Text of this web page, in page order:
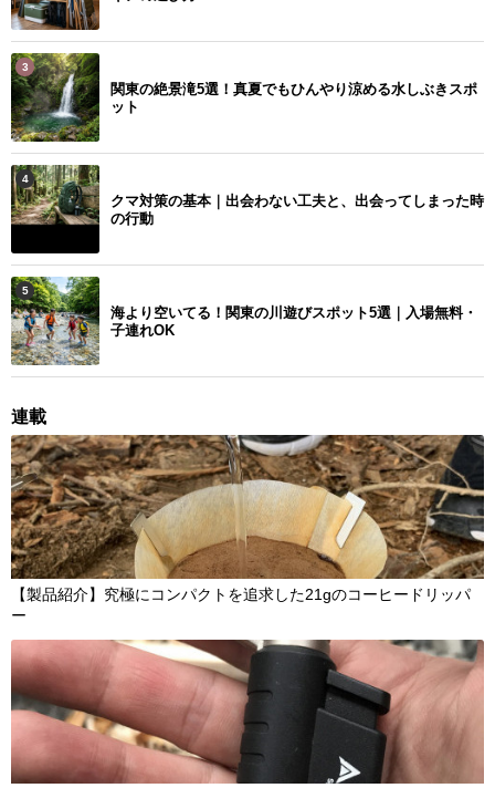
3
関東の絶景滝5選！真夏でもひんやり涼める水しぶきスポ
ット
4
クマ対策の基本｜出会わない工夫と、出会ってしまった時
の行動
5
海より空いてる！関東の川遊びスポット5選｜入場無料・
子連れOK
連載
【製品紹介】究極にコンパクトを追求した21gのコーヒードリッパ
ー